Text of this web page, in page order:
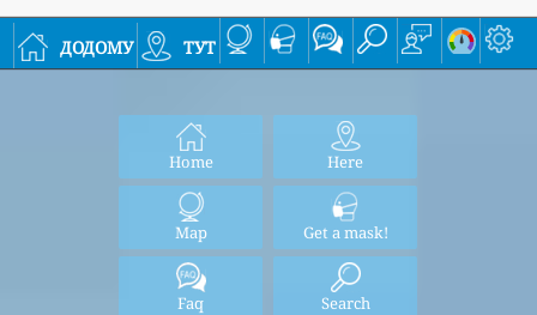
додому тут
Home Here
Map Get a mask!
Faq Search